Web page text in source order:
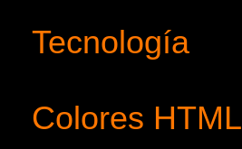
Tecnología
Colores HTML